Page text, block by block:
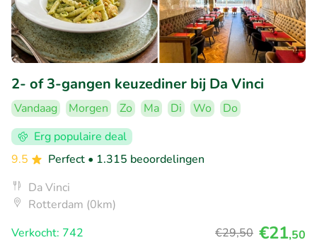
2- of 3-gangen keuzediner bij Da Vinci
Vandaag Morgen Zo Ma Di Wo
Do
Erg populaire deal
9.5
Perfect • 1.315 beoordelingen
Da Vinci
Rotterdam (0km)
Verkocht: 742
€29,50 €21,50